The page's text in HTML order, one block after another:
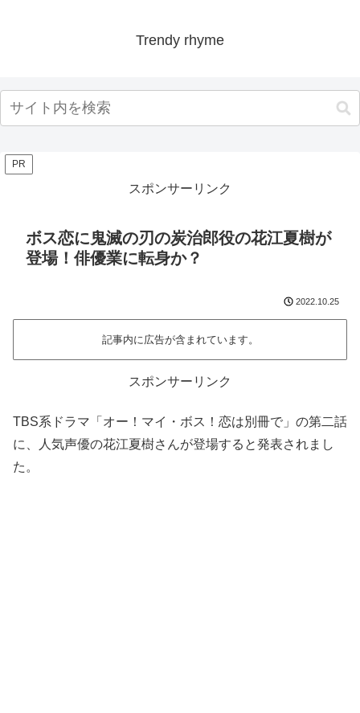
Trendy rhyme
PR
スポンサーリンク
ボス恋に鬼滅の刃の炭治郎役の花江夏樹が
登場！俳優業に転身か？
2022.10.25
記事内に広告が含まれています。
スポンサーリンク
TBS系ドラマ「オー！マイ・ボス！恋は別冊で」の第二話
に、人気声優の花江夏樹さんが登場すると発表されまし
た。